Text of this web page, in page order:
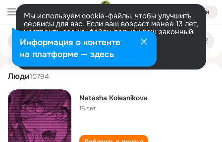
Войти
Мы используем cookie-файлы, чтобы улучшить
сервисы для вас. Если ваш возраст менее 13 лет,
настроить cookie-файлы должен ваш законный
представитель. Больше информации
Разрешить все Настроить
Поиск
людям
natasha kolesnikova
Люди10794
Natasha Kolesnikova
18 лет
Информация о контенте
на платформе — здесь